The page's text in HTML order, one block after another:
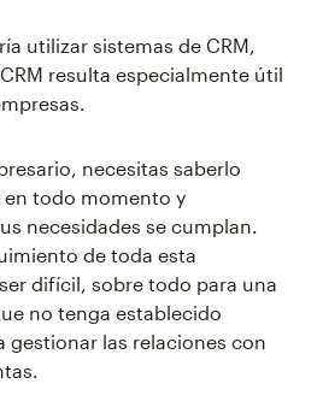
utilizar sistemas de CRM,
resulta especialmente útil
necesitas saberlo
todo momento y
necesidades se cumplan.
de toda esta
difícil, sobre todo para una
no tenga establecido
gestionar las relaciones con